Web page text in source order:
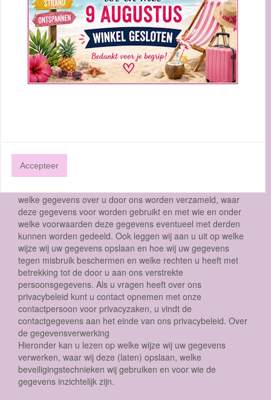
Privacybeleid Hobbyshop Veldmaat
http://www.hobbyshopveldmaat.nl Over ons
privacybeleid
Hobbyshop Veldmaat geeft veel om uw privacy. Wij
verwerken daarom uitsluitend gegevens die wij nodig hebben
voor (het verbeteren van) onze dienstverlening en gaan
voor de geldigheid van deze voorwaarden is 27/03/2019, met
het publiceren van een nieuwe versie vervalt de geldigheid
welke gegevens over u door ons worden verzameld, waar
deze gegevens voor worden gebruikt en met wie en onder
welke voorwaarden deze gegevens eventueel met derden
kunnen worden gedeeld. Ook leggen wij aan u uit op welke
wijze wij uw gegevens opslaan en hoe wij uw gegevens
tegen misbruik beschermen en welke rechten u heeft met
betrekking tot de door u aan ons verstrekte
persoonsgegevens. Als u vragen heeft over ons
privacybeleid kunt u contact opnemen met onze
contactpersoon voor privacyzaken, u vindt de
contactgegevens aan het einde van ons privacybeleid. Over
de gegevensverwerking
Hieronder kan u lezen op welke wijze wij uw gegevens
verwerken, waar wij deze (laten) opslaan, welke
beveiligingstechnieken wij gebruiken en voor wie de
gegevens inzichtelijk zijn.
Accepteer